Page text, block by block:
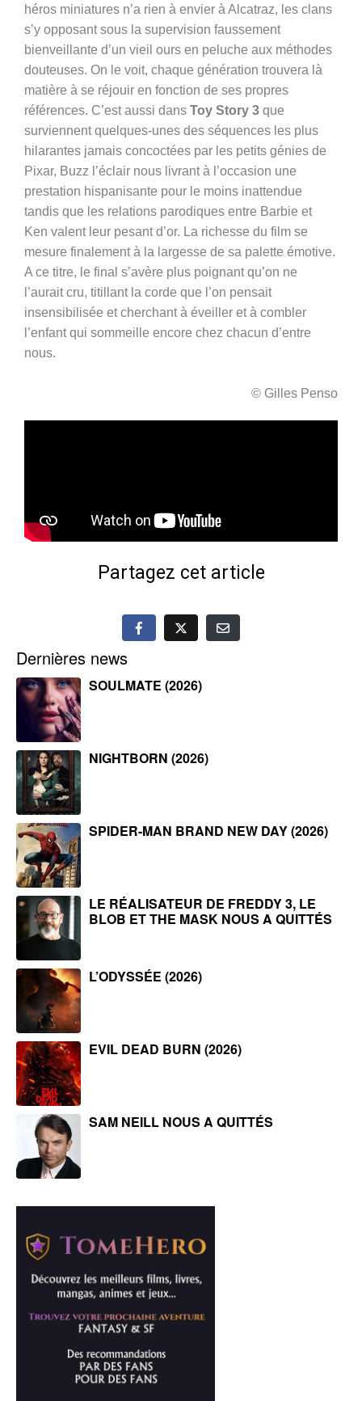
héros miniatures n’a rien à envier à Alcatraz, les clans
s’y opposant sous la supervision faussement
bienveillante d’un vieil ours en peluche aux méthodes
douteuses. On le voit, chaque génération trouvera là
matière à se réjouir en fonction de ses propres
références. C’est aussi dans Toy Story 3 que
surviennent quelques-unes des séquences les plus
hilarantes jamais concoctées par les petits génies de
Pixar, Buzz l’éclair nous livrant à l’occasion une
prestation hispanisante pour le moins inattendue
tandis que les relations parodiques entre Barbie et
Ken valent leur pesant d’or. La richesse du film se
mesure finalement à la largesse de sa palette émotive.
A ce titre, le final s’avère plus poignant qu’on ne
l’aurait cru, titillant la corde que l’on pensait
insensibilisée et cherchant à éveiller et à combler
l’enfant qui sommeille encore chez chacun d’entre
nous.
© Gilles Penso
Partagez cet article
Dernières news
SOULMATE (2026)
NIGHTBORN (2026)
SPIDER-MAN BRAND NEW DAY (2026)
LE RÉALISATEUR DE FREDDY 3, LE
BLOB ET THE MASK NOUS A QUITTÉS
L’ODYSSÉE (2026)
EVIL DEAD BURN (2026)
SAM NEILL NOUS A QUITTÉS